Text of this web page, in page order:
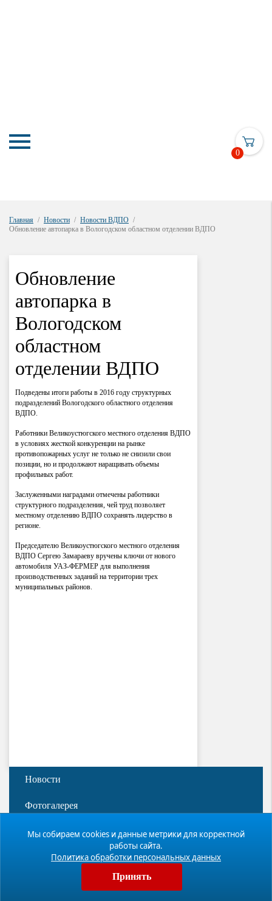
0
Главная Новости
Новости ВДПО
Обновление автопарка в Вологодском областном отделении ВДПО
Обновление
автопарка в
Вологодском
областном
отделении ВДПО
Подведены итоги работы в 2016 году структурных
подразделений Вологодского областного отделения
ВДПО.
Работники Великоустюгского местного отделения ВДПО
в условиях жесткой конкуренции на рынке
противопожарных услуг не только не снизили свои
позиции, но и продолжают наращивать объемы
профильных работ.
Заслуженными наградами отмечены работники
структурного подразделения, чей труд позволяет
местному отделению ВДПО сохранять лидерство в
регионе.
Председателю Великоустюгского местного отделения
ВДПО Сергею Замараеву вручены ключи от нового
автомобиля УАЗ-ФЕРМЕР для выполнения
производственных заданий на территории трех
муниципальных районов.
Новости
Фотогалерея
Видео
Публикации
Мы собираем cookies и данные метрики для корректной
работы сайта.
Политика обработки персональных данных
Принять